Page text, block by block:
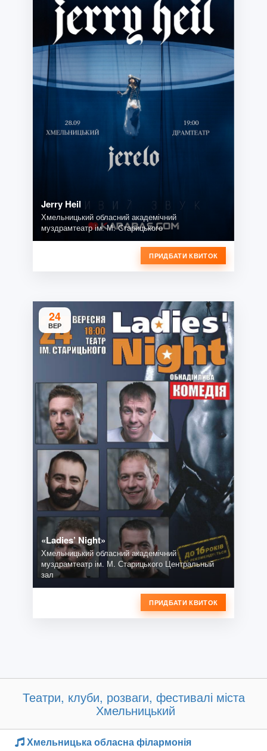
Jerry Heil
Хмельницький обласний академічний
муздрамтеатр ім. М. Старицького
ПРИДБАТИ КВИТОК
24
ВЕР
«Ladies’ Night»
Хмельницький обласний академічний
муздрамтеатр ім. М. Старицького Центральный
зал
ПРИДБАТИ КВИТОК
Театри, клуби, розваги, фестивалі міста
Хмельницький
Хмельницька обласна філармонія